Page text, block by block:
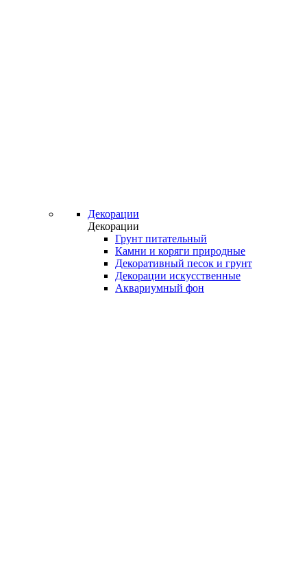
Декорации
Декорации
Грунт питательный
Камни и коряги природные
Декоративный песок и грунт
Декорации искусственные
Аквариумный фон